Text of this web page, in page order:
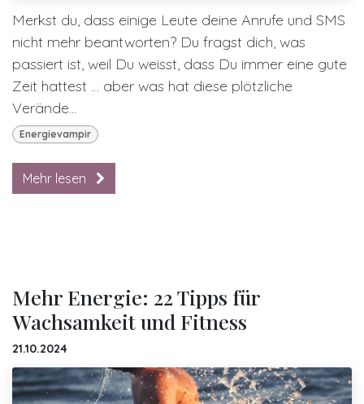
Merkst du, dass einige Leute deine Anrufe und SMS
nicht mehr beantworten? Du fragst dich, was
passiert ist, weil Du weisst, dass Du immer eine gute
Zeit hattest … aber was hat diese plötzliche
Verände...
Energievampir
Mehr lesen
Mehr Energie: 22 Tipps für
Wachsamkeit und Fitness
21.10.2024